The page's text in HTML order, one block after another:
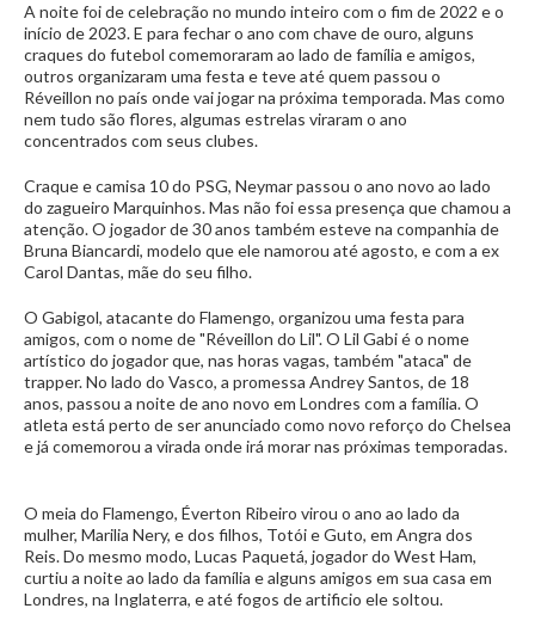
A noite foi de celebração no mundo inteiro com o fim de 2022 e o
início de 2023. E para fechar o ano com chave de ouro, alguns
craques do futebol comemoraram ao lado de família e amigos,
outros organizaram uma festa e teve até quem passou o
Réveillon no país onde vai jogar na próxima temporada. Mas como
nem tudo são flores, algumas estrelas viraram o ano
concentrados com seus clubes.
Craque e camisa 10 do PSG, Neymar passou o ano novo ao lado
do zagueiro Marquinhos. Mas não foi essa presença que chamou a
atenção. O jogador de 30 anos também esteve na companhia de
Bruna Biancardi, modelo que ele namorou até agosto, e com a ex
Carol Dantas, mãe do seu filho.
O Gabigol, atacante do Flamengo, organizou uma festa para
amigos, com o nome de "Réveillon do Lil". O Lil Gabi é o nome
artístico do jogador que, nas horas vagas, também "ataca" de
trapper. No lado do Vasco, a promessa Andrey Santos, de 18
anos, passou a noite de ano novo em Londres com a família. O
atleta está perto de ser anunciado como novo reforço do Chelsea
e já comemorou a virada onde irá morar nas próximas temporadas.
O meia do Flamengo, Éverton Ribeiro virou o ano ao lado da
mulher, Marilia Nery, e dos filhos, Totói e Guto, em Angra dos
Reis. Do mesmo modo, Lucas Paquetá, jogador do West Ham,
curtiu a noite ao lado da família e alguns amigos em sua casa em
Londres, na Inglaterra, e até fogos de artificio ele soltou.